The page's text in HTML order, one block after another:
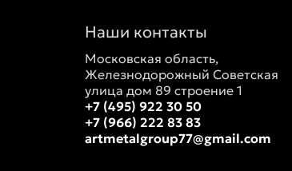
Наши контакты
Московская область,
Железнодорожный Советская
улица дом 89 строение 1
+7 (495) 922 30 50
+7 (966) 222 83 83
artmetalgroup77@gmail.com